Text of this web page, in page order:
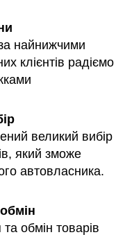
найнижчими
клієнтів радіємо
великий вибір
який зможе
автовласника.
обмін товарів